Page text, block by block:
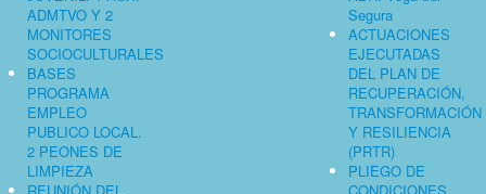
ADMTVO Y 2
MONITORES
SOCIOCULTURALES
BASES
PROGRAMA
EMPLEO
PUBLICO LOCAL.
2 PEONES DE
LIMPIEZA
Segura
ACTUACIONES
EJECUTADAS
DEL PLAN DE
RECUPERACIÓN,
TRANSFORMACIÓN
Y RESILIENCIA
(PRTR)
PLIEGO DE